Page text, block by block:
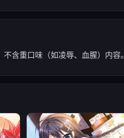
含重口味（如凌辱、血腥）内容。